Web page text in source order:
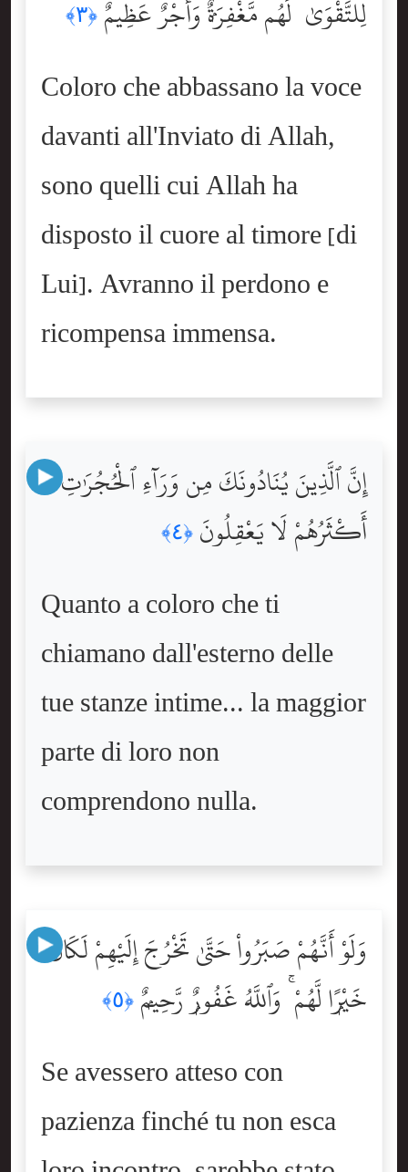
لِلتَّقْوَىٰ ۚ لَهُم مَّغْفِرَةٌۭ وَأَجْرٌ عَظِيمٌ ﴿٣﴾
Coloro che abbassano la voce
davanti all'Inviato di Allah,
sono quelli cui Allah ha
disposto il cuore al timore [di
Lui]. Avranno il perdono e
ricompensa immensa.
إِنَّ ٱلَّذِينَ يُنَادُونَكَ مِن وَرَآءِ ٱلْحُجُرَٰتِ
أَكْثَرُهُمْ لَا يَعْقِلُونَ ﴿٤﴾
Quanto a coloro che ti
chiamano dall'esterno delle
tue stanze intime... la maggior
parte di loro non
comprendono nulla.
وَلَوْ أَنَّهُمْ صَبَرُواْ حَتَّىٰ تَخْرُجَ إِلَيْهِمْ لَكَانَ
خَيْرًۭا لَّهُمْ ۚ وَٱللَّهُ غَفُورٌۭ رَّحِيمٌۭ ﴿٥﴾
Se avessero atteso con
pazienza finché tu non esca